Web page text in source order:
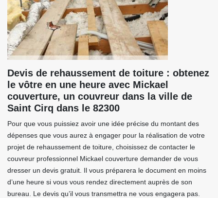
Devis de rehaussement de toiture : obtenez
le vôtre en une heure avec Mickael
couverture, un couvreur dans la ville de
Saint Cirq dans le 82300
Pour que vous puissiez avoir une idée précise du montant des
dépenses que vous aurez à engager pour la réalisation de votre
projet de rehaussement de toiture, choisissez de contacter le
couvreur professionnel Mickael couverture demander de vous
dresser un devis gratuit. Il vous préparera le document en moins
d’une heure si vous vous rendez directement auprès de son
bureau. Le devis qu’il vous transmettra ne vous engagera pas.